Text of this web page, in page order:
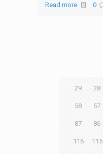
0
Read more
28
29
57
58
86
87
115
116